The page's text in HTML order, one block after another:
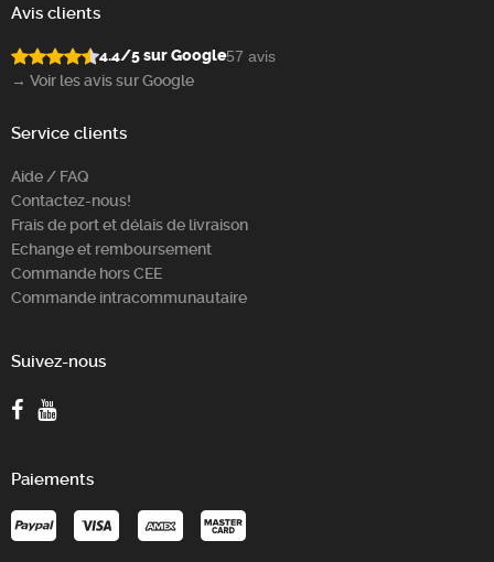
Avis clients
4.4/5 sur Google57 avis
→ Voir les avis sur Google
Service clients
Aide / FAQ
Contactez-nous!
Frais de port et délais de livraison
Echange et remboursement
Commande hors CEE
Commande intracommunautaire
Suivez-nous
Paiements